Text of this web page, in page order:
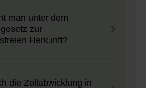
man unter dem
zur
Herkunft?
die Zollabwicklung in